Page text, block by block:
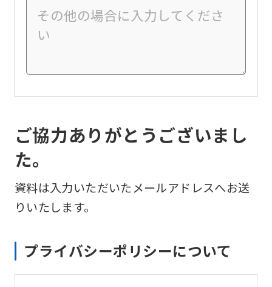
ご協力ありがとうございまし
た。
資料は入力いただいたメールアドレスへお送
りいたします。
プライバシーポリシーについて